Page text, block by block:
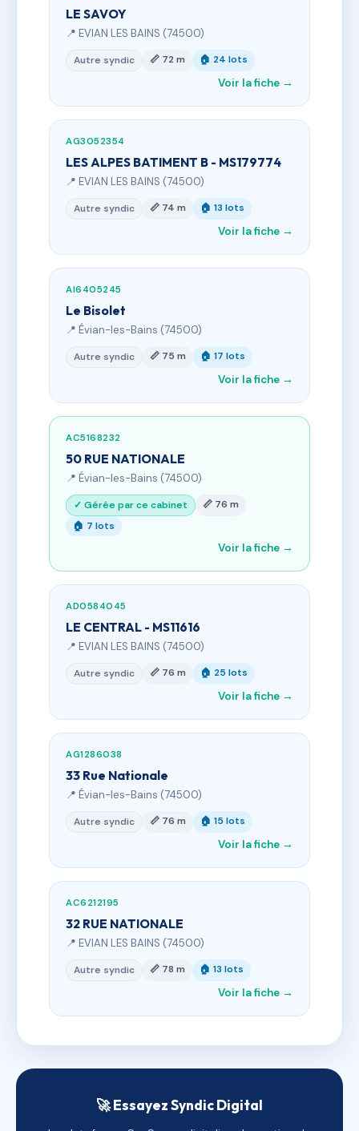
LE SAVOY
📍 EVIAN LES BAINS (74500)
Autre syndic 📏 72 m 🏠 24 lots
Voir la fiche →
AG3052354
LES ALPES BATIMENT B - MS179774
📍 EVIAN LES BAINS (74500)
Autre syndic 📏 74 m 🏠 13 lots
Voir la fiche →
AI6405245
Le Bisolet
📍 Évian-les-Bains (74500)
Autre syndic 📏 75 m 🏠 17 lots
Voir la fiche →
AC5168232
50 RUE NATIONALE
📍 Évian-les-Bains (74500)
✓ Gérée par ce cabinet
📏 76 m
🏠 7 lots
Voir la fiche →
AD0584045
LE CENTRAL - MS11616
📍 EVIAN LES BAINS (74500)
Autre syndic 📏 76 m 🏠 25 lots
Voir la fiche →
AG1286038
33 Rue Nationale
📍 Évian-les-Bains (74500)
Autre syndic 📏 76 m 🏠 15 lots
Voir la fiche →
AC6212195
32 RUE NATIONALE
📍 EVIAN LES BAINS (74500)
Autre syndic 📏 78 m 🏠 13 lots
Voir la fiche →
🚀 Essayez Syndic Digital